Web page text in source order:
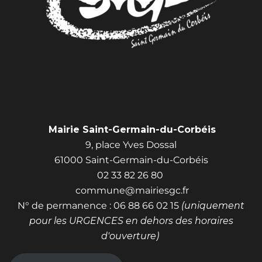
Mairie Saint-Germain-du-Corbéis
9, place Yves Dossal
61000 Saint-Germain-du-Corbéis
02 33 82 26 80
commune@mairiesgc.fr
N° de permanence : 06 88 66 02 15 (uniquement
pour les URGENCES en dehors des horaires
d'ouverture)